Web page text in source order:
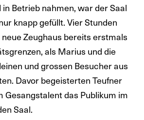
Betrieb nahmen, war der Saal
knapp gefüllt. Vier Stunden
Zeughaus bereits erstmals
als Marius und die
und grossen Besucher aus
Davor begeisterten Teufner
Gesangstalent das Publikum im
Saal.